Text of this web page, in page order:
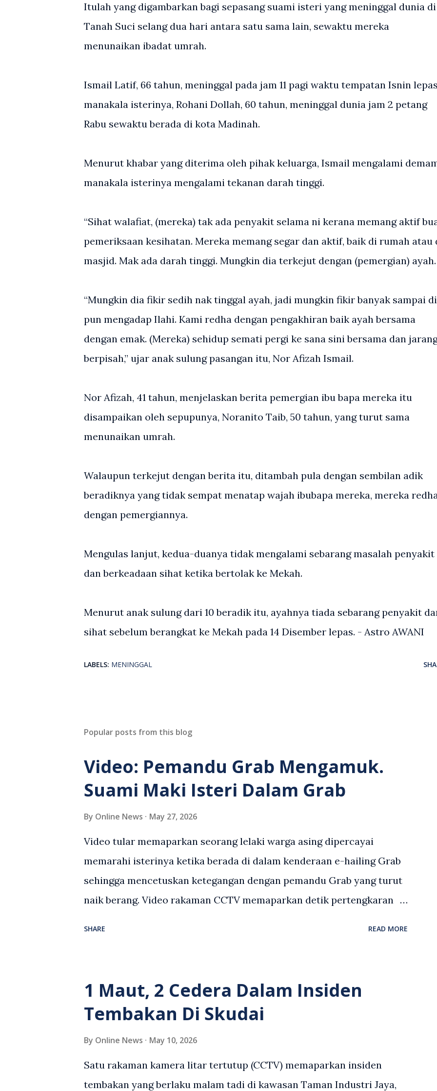
Itulah yang digambarkan bagi sepasang suami isteri yang meninggal dunia di
Tanah Suci selang dua hari antara satu sama lain, sewaktu mereka
menunaikan ibadat umrah.
Ismail Latif, 66 tahun, meninggal pada jam 11 pagi waktu tempatan Isnin
manakala isterinya, Rohani Dollah, 60 tahun, meninggal dunia jam 2 petang
Rabu sewaktu berada di kota Madinah.
Menurut khabar yang diterima oleh pihak keluarga, Ismail mengalami
manakala isterinya mengalami tekanan darah tinggi.
“Sihat walafiat, (mereka) tak ada penyakit selama ni kerana memang aktif
pemeriksaan kesihatan. Mereka memang segar dan aktif, baik di rumah atau
masjid. Mak ada darah tinggi. Mungkin dia terkejut dengan (pemergian) ayah.
“Mungkin dia fikir sedih nak tinggal ayah, jadi mungkin fikir banyak sampai
pun mengadap Ilahi. Kami redha dengan pengakhiran baik ayah bersama
dengan emak. (Mereka) sehidup semati pergi ke sana sini bersama dan
berpisah,” ujar anak sulung pasangan itu, Nor Afizah Ismail.
Nor Afizah, 41 tahun, menjelaskan berita pemergian ibu bapa mereka itu
disampaikan oleh sepupunya, Noranito Taib, 50 tahun, yang turut sama
menunaikan umrah.
Walaupun terkejut dengan berita itu, ditambah pula dengan sembilan adik
beradiknya yang tidak sempat menatap wajah ibubapa mereka, mereka
dengan pemergiannya.
Mengulas lanjut, kedua-duanya tidak mengalami sebarang masalah penyakit
dan berkeadaan sihat ketika bertolak ke Mekah.
Menurut anak sulung dari 10 beradik itu, ayahnya tiada sebarang penyakit
sihat sebelum berangkat ke Mekah pada 14 Disember lepas. - Astro AWANI
LABELS: MENINGGAL
Popular posts from this blog
Video: Pemandu Grab Mengamuk.
Suami Maki Isteri Dalam Grab
By Online News May 27, 2026
Video tular memaparkan seorang lelaki warga asing dipercayai
memarahi isterinya ketika berada di dalam kenderaan e-hailing Grab
sehingga mencetuskan ketegangan dengan pemandu Grab yang turut
naik berang. Video rakaman CCTV memaparkan detik pertengkaran
wanita terbabit sebelum berlaku pertikaman lidah antara kedua-dua
pihak. Video berkenaan kini tular di media sosial dan mendapat
pelbagai reaksi orang ramai. Antara komen orang awam yang tular di
SHARE READ MORE
1 Maut, 2 Cedera Dalam Insiden
Tembakan Di Skudai
By Online News May 10, 2026
Satu rakaman kamera litar tertutup (CCTV) memaparkan insiden
tembakan yang berlaku malam tadi di kawasan Taman Industri Jaya,